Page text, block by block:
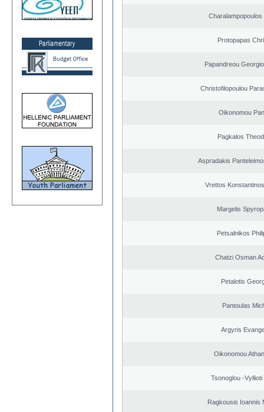
Charalampopoulos
Protopapas
Papandreou
Christofilopoulou
Oikonomou
Pagkalos
Aspradakis
Vrettos
Margelis
Petsalnikos
Chatzi Osman
Petalotis
Pantoulas
Argyris
Oikonomou
Tsonoglou -Vyllioti
Ragkousis Ioannis